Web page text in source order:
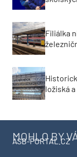
Filiálka
ložiská
MOHLO BY
ASB-PORTAL.CZ